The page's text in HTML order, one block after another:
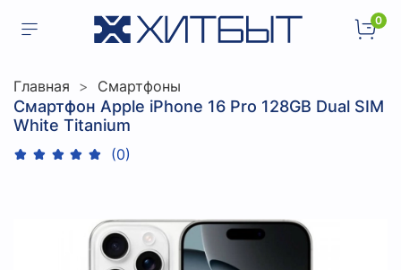
0
Главная Смартфоны
Смартфон Apple iPhone 16 Pro 128GB Dual SIM
White Titanium
(0)